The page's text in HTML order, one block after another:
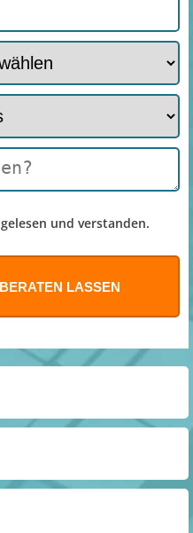
gelesen und verstanden.